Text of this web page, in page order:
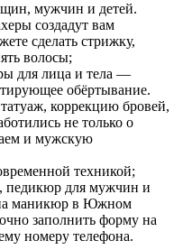
утюжком
укладка волос
волос
волос
выпрямление волос
мужчин и детей.
создадут вам
сделать стрижку,
волосы;
для лица и тела —
обёртывание.
коррекцию бровей,
не только о
и мужскую
техникой;
педикюр для мужчин и
маникюр в Южном
заполнить форму на
номеру телефона.